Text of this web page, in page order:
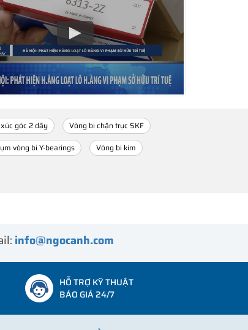
góc 2 dãy
Vòng bi chặn trục SKF
vòng bi Y-bearings
Vòng bi kim
info@ngocanh.com
HỖ TRỢ KỸ THUẬT
BÁO GIÁ 24/7